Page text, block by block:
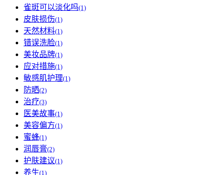
雀斑可以淡化吗(1)
皮肤损伤(1)
天然材料(1)
错误洗脸(1)
美妆品牌(1)
应对措施(1)
敏感肌护理(1)
防晒(2)
治疗(3)
医美故事(1)
美容偏方(1)
蜜蜂(1)
润唇膏(2)
护肤建议(1)
养生(1)